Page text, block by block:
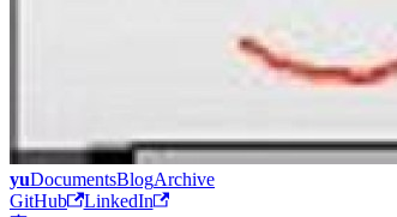
yuDocumentsBlogArchive
GitHub
LinkedIn